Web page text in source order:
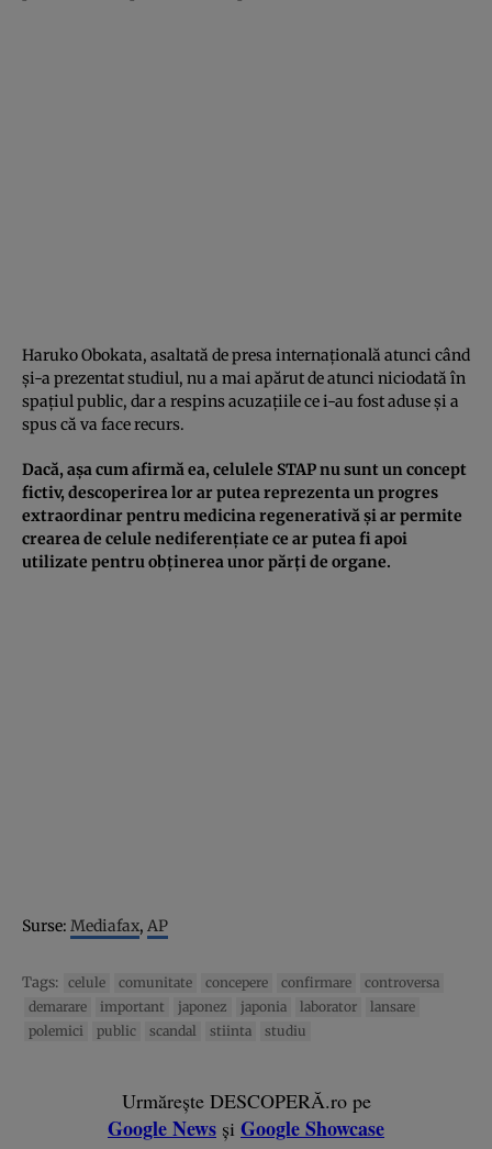
Haruko Obokata, asaltată de presa internaţională atunci când
şi-a prezentat studiul, nu a mai apărut de atunci niciodată în
spaţiul public, dar a respins acuzaţiile ce i-au fost aduse şi a
spus că va face recurs.
Dacă, aşa cum afirmă ea, celulele STAP nu sunt un concept
fictiv, descoperirea lor ar putea reprezenta un progres
extraordinar pentru medicina regenerativă şi ar permite
crearea de celule nediferenţiate ce ar putea fi apoi
utilizate pentru obţinerea unor părţi de organe.
Surse: Mediafax, AP
Tags: celule comunitate concepere confirmare
controversa
demarare
important japonez japonia laborator
lansare
polemici
public scandal stiinta studiu
Urmărește DESCOPERĂ.ro pe
Google News și Google Showcase